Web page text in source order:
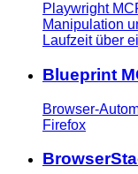
Playwright
Manipulation
Laufzeit über
Blueprint
Browser-
Firefox